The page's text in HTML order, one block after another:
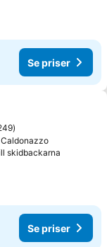
Se priser
Favoriter
skidbackarna
Se priser